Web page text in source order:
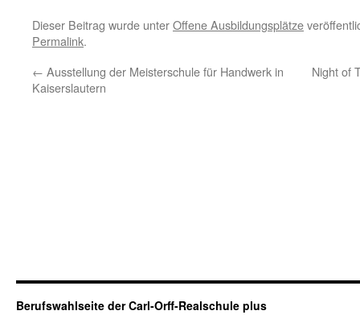
Dieser Beitrag wurde unterOffene Ausbildungsplätze
Permalink.
← Ausstellung der Meisterschule für Handwerk in
Kaiserslautern
Night of
Berufswahlseite der Carl-Orff-Realschule plus